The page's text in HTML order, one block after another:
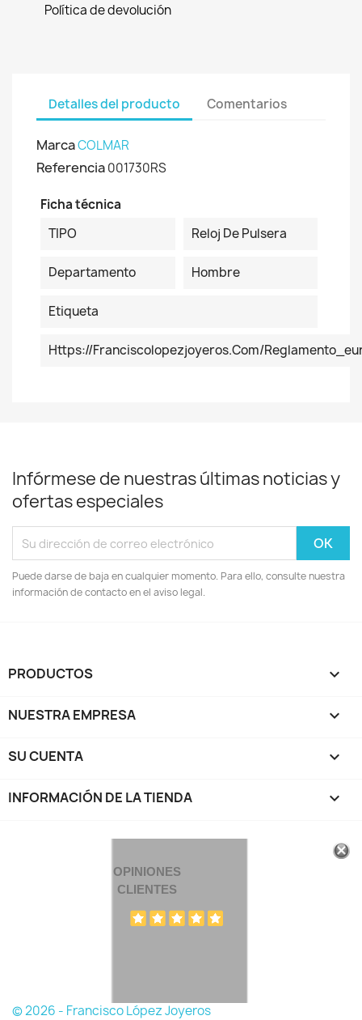
Política de devolución
Detalles del producto Comentarios
MarcaCOLMAR
Referencia001730RS
Ficha técnica
TIPO
Reloj De Pulsera
Departamento Hombre
Etiqueta
Https://franciscolopezjoyeros.com/
Infórmese de nuestras últimas noticias y
ofertas especiales
Puede darse de baja en cualquier momento. Para ello, consulte nuestra
información de contacto en el aviso legal.
PRODUCTOS 
NUESTRA EMPRESA 
SU CUENTA 
INFORMACIÓN DE LA TIENDA keyboard_arrow_down
OPINIONES
CLIENTES
© 2026 - Francisco López Joyeros